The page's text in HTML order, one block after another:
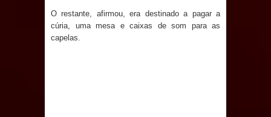
inspiram a IV FEIRA LITERÁRIA DO
O restante, afirmou, era destinado a pagar a
cúria, uma mesa e caixas de som para as
capelas.